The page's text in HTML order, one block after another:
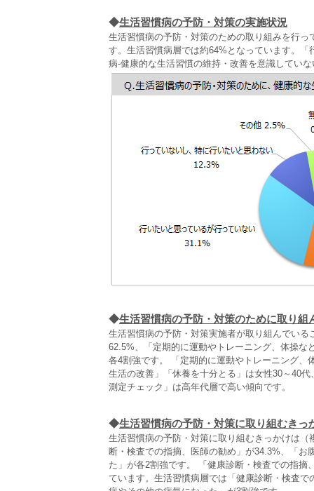
◆生活習慣病の予防・対策の実施状況
生活習慣病の予防・対策のための取り組みを行
す。生活習慣病層では約64%となっています。
病-健康的な生活習慣の維持・改善を意識してい
◆生活習慣病の予防・対策のために取り組
生活習慣病の予防・対策実施者が取り組んでい
62.5%、「定期的に運動やトレーニング、体操
各4割強です。 「定期的に運動やトレーニング、
生活の改善」「休養を十分とる」は女性30～40
測定チェック」は高年代層で高い傾向です。
◆生活習慣病の予防・対策に取り組むきっ
生活習慣病の予防・対策に取り組むきっかけは
断・検査での指摘、医師の勧め」が34.3%、「
た」が各2割強です。 「健康診断・検査での指
ています。生活習慣病層では「健康診断・検査